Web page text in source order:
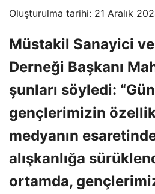
Oluşturulma tarihi: 21 Aralık
Müstakil Sanayici ve
Derneği Başkanı
şunları söyledi:
gençlerimizin
medyanın
alışkanlığa
ortamda,